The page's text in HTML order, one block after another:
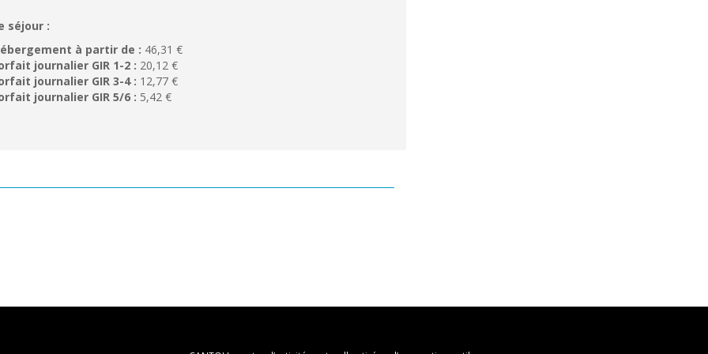
séjour :
à partir de : 46,31 €
journalier GIR 1-2 : 20,12 €
journalier GIR 3-4 : 12,77 €
journalier GIR 5/6 : 5,42 €